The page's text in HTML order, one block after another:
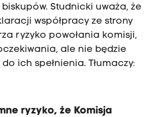
Studnicki uważa, że
współpracy ze strony
ryzyko powołania komisji,
ale nie będzie
ich spełnienia. Tłumaczy:
ryzyko, że Komisja